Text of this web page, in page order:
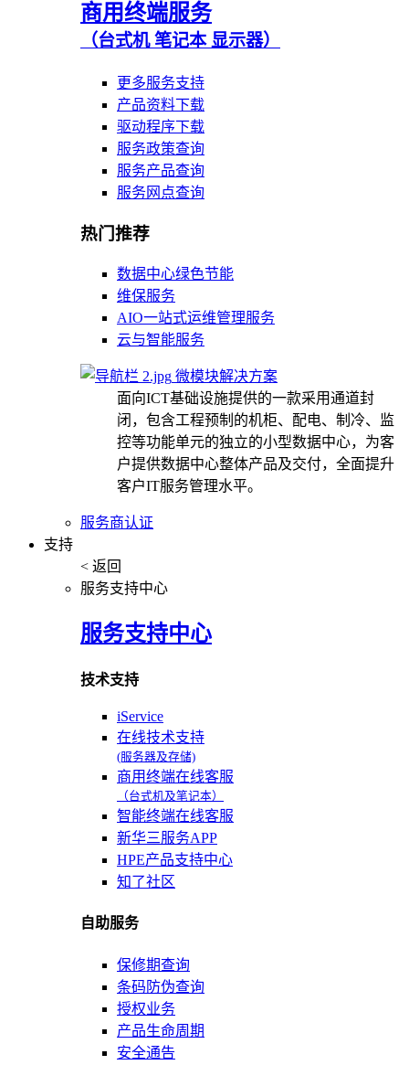
商用终端服务
（台式机 笔记本 显示器）
更多服务支持
产品资料下载
驱动程序下载
服务政策查询
服务产品查询
服务网点查询
热门推荐
数据中心绿色节能
维保服务
AIO一站式运维管理服务
云与智能服务
微模块解决方案
面向ICT基础设施提供的一款采用通道封
闭，包含工程预制的机柜、配电、制冷、监
控等功能单元的独立的小型数据中心，为客
户提供数据中心整体产品及交付，全面提升
客户IT服务管理水平。
服务商认证
支持
< 返回
服务支持中心
服务支持中心
技术支持
iService
在线技术支持
(服务器及存储)
商用终端在线客服
（台式机及笔记本）
智能终端在线客服
新华三服务APP
HPE产品支持中心
知了社区
自助服务
保修期查询
条码防伪查询
授权业务
产品生命周期
安全通告